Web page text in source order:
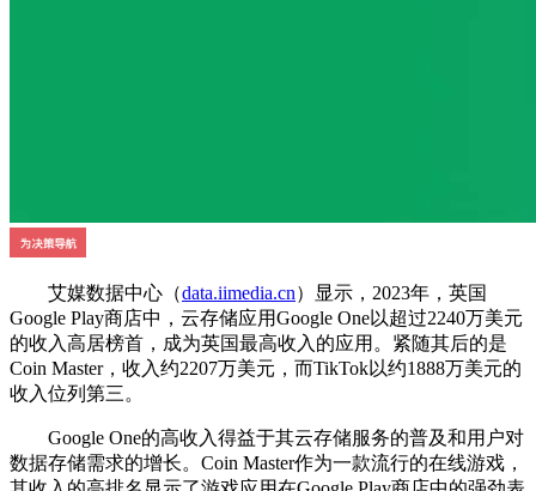
艾媒数据中心（data.iimedia.cn）显示，2023年，英国
Google Play商店中，云存储应用Google One以超过2240万美元
的收入高居榜首，成为英国最高收入的应用。紧随其后的是
Coin Master，收入约2207万美元，而TikTok以约1888万美元的
收入位列第三。
Google One的高收入得益于其云存储服务的普及和用户对
数据存储需求的增长。Coin Master作为一款流行的在线游戏，